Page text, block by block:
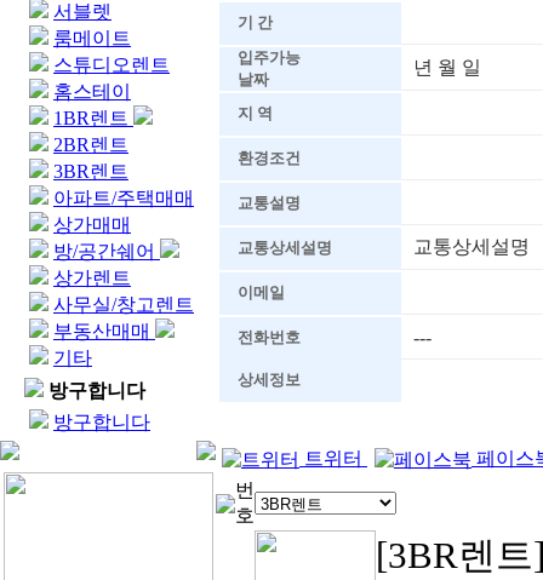
서블렛
룸메이트
스튜디오렌트
홈스테이
1BR렌트
2BR렌트
3BR렌트
아파트/주택매매
상가매매
방/공간쉐어
상가렌트
사무실/창고렌트
부동산매매
기타
방구합니다
방구합니다
기 간
입주가능
날짜
년 월 일
지 역
환경조건
교통설명
교통상세설명 교통상세설명
이메일
전화번호 ---
상세정보
트위터
페이스
번
호
[3BR렌